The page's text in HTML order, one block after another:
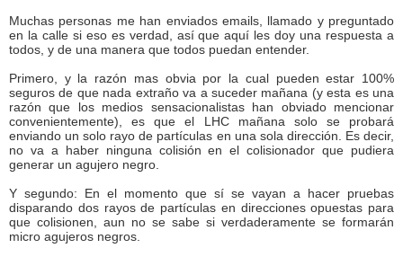
Muchas personas me han enviados emails, llamado y preguntado
en la calle si eso es verdad, así que aquí les doy una respuesta a
todos, y de una manera que todos puedan entender.
Primero, y la razón mas obvia por la cual pueden estar 100%
seguros de que nada extraño va a suceder mañana (y esta es una
razón que los medios sensacionalistas han obviado mencionar
convenientemente), es que el LHC mañana solo se probará
enviando un solo rayo de partículas en una sola dirección. Es decir,
no va a haber ninguna colisión en el colisionador que pudiera
generar un agujero negro.
Y segundo: En el momento que sí se vayan a hacer pruebas
disparando dos rayos de partículas en direcciones opuestas para
que colisionen, aun no se sabe si verdaderamente se formarán
micro agujeros negros.